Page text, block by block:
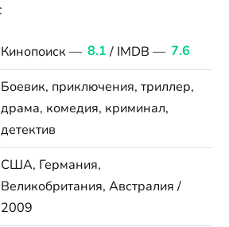
Кинопоиск — 8.1 / IMDB — 7.6
Боевик, приключения, триллер,
драма, комедия, криминал,
детектив
США, Германия,
Великобритания, Австралия /
2009